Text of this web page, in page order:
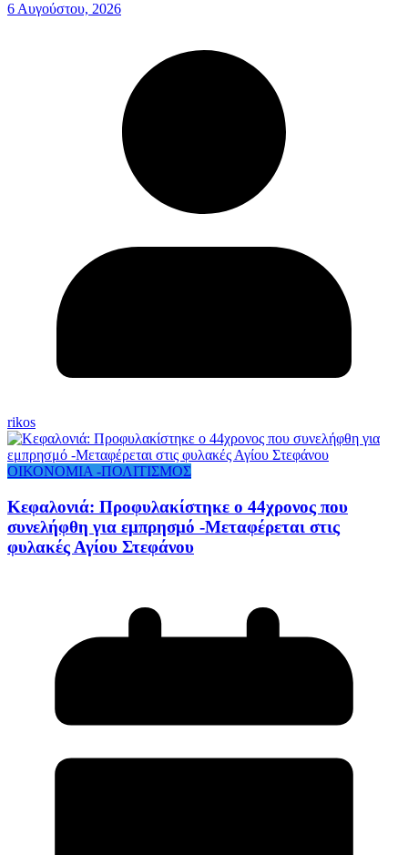
6 Αυγούστου, 2026
rikos
ΟΙΚΟΝΟΜΙΑ -ΠΟΛΙΤΙΣΜΟΣ
Κεφαλονιά: Προφυλακίστηκε ο 44χρονος που
συνελήφθη για εμπρησμό -Μεταφέρεται στις
φυλακές Αγίου Στεφάνου